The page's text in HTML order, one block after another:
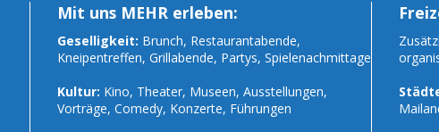
Mit uns MEHR erleben:
Geselligkeit: Brunch, Restaurantabende,
Kneipentreffen, Grillabende, Partys, Spielenachmittage
Kultur: Kino, Theater, Museen, Ausstellungen,
Vorträge, Comedy, Konzerte, Führungen